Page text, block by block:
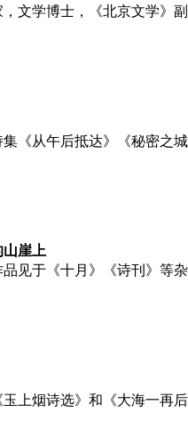
文学博士，《北京文学》
《从午后抵达》《秘密之
崖上
见于《十月》《诗刊》等
上烟诗选》和《大海一再